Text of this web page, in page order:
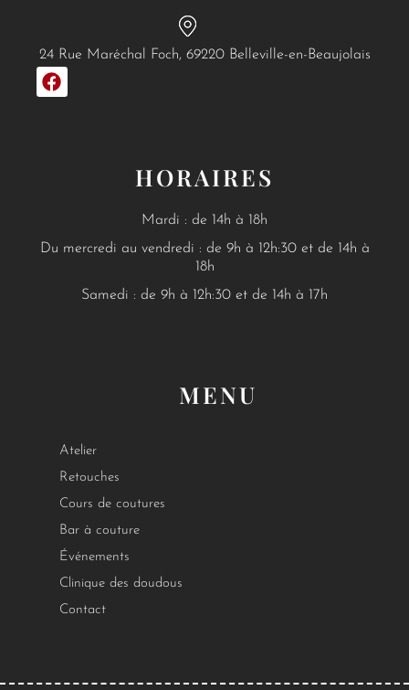
24 Rue Maréchal Foch, 69220 Belleville-en-Beaujolais
F
a
HORAIRES
Mardi : de 14h à 18h
Du mercredi au vendredi : de 9h à 12h:30 et de 14h à
18h
Samedi : de 9h à 12h:30 et de 14h à 17h
MENU
Atelier
Retouches
Cours de coutures
Bar à couture
Événements
Clinique des doudous
Contact